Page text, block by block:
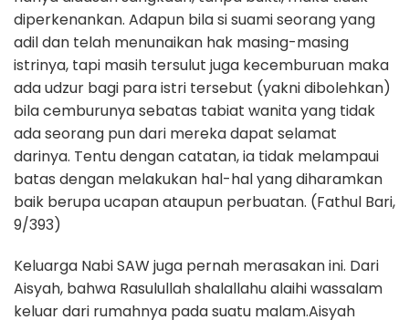
diperkenankan. Adapun bila si suami seorang yang
adil dan telah menunaikan hak masing-masing
istrinya, tapi masih tersulut juga kecemburuan maka
ada udzur bagi para istri tersebut (yakni dibolehkan)
bila cemburunya sebatas tabiat wanita yang tidak
ada seorang pun dari mereka dapat selamat
darinya. Tentu dengan catatan, ia tidak melampaui
batas dengan melakukan hal-hal yang diharamkan
baik berupa ucapan ataupun perbuatan. (Fathul Bari,
9/393)
Keluarga Nabi SAW juga pernah merasakan ini. Dari
Aisyah, bahwa Rasulullah shalallahu alaihi wassalam
keluar dari rumahnya pada suatu malam.Aisyah